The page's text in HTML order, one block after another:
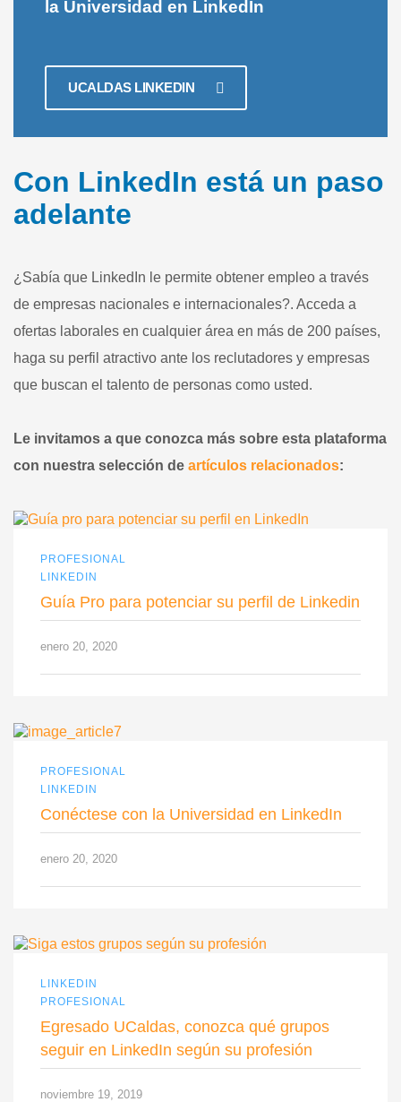
la Universidad en LinkedIn
UCALDAS LINKEDIN
Con LinkedIn está un paso
adelante
¿Sabía que LinkedIn le permite obtener empleo a través
de empresas nacionales e internacionales?. Acceda a
ofertas laborales en cualquier área en más de 200 países,
haga su perfil atractivo ante los reclutadores y empresas
que buscan el talento de personas como usted.
Le invitamos a que conozca más sobre esta plataforma
con nuestra selección de artículos relacionados:
PROFESIONAL
LINKEDIN
Guía Pro para potenciar su perfil de Linkedin
enero 20, 2020
PROFESIONAL
LINKEDIN
Conéctese con la Universidad en LinkedIn
enero 20, 2020
LINKEDIN
PROFESIONAL
Egresado UCaldas, conozca qué grupos
seguir en LinkedIn según su profesión
noviembre 19, 2019